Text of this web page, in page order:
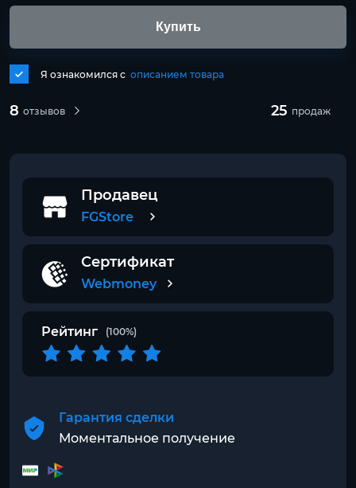
8 отзывов 25 продаж
Я ознакомился с описанием товара
Купить
Продавец
FGStore
Сертификат
Webmoney
Рейтинг (100%)
Гарантия сделки
Моментальное получение